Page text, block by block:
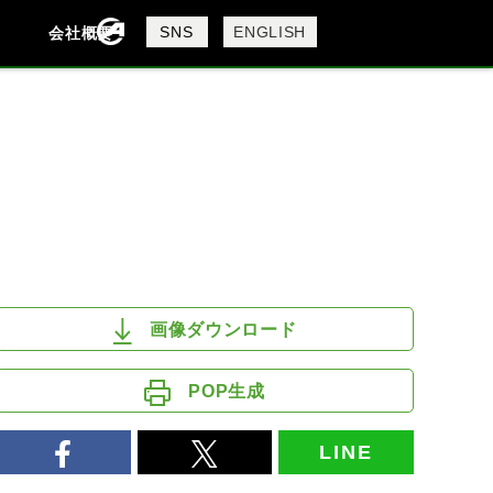
会社概要
会社概要
採用情報
SNS ENGLISH
画像ダウンロード
POP生成
LINE